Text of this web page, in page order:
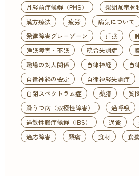
月経前症候群（PMS）
柴胡加竜骨
漢方療法
疲労
病気について
発達障害グレーゾーン
睡眠
睡眠障害・不眠
統合失調症
職場の対人関係
自律神経
自
自律神経の安定
自律神経失調症
自閉スペクトラム症
薬膳
質
躁うつ病（双極性障害）
過呼吸
過敏性腸症候群（IBS）
過食
適応障害
頭痛 食材 食